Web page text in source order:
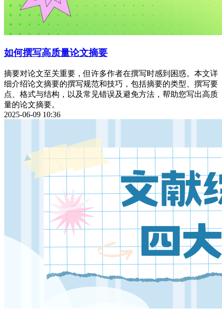
如何撰写高质量论文摘要
摘要对论文至关重要，但许多作者在撰写时感到困惑。本文详
细介绍论文摘要的撰写规范和技巧，包括摘要的类型、撰写要
点、格式与结构，以及常见错误及避免方法，帮助您写出高质
量的论文摘要。
2025-06-09 10:36